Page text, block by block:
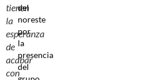
tienen
la
esperanza
de
acabar
con
del
noreste
por
la
presencia
del